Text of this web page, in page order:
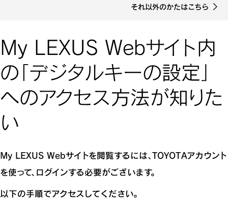
それ以外のかたはこちら
My LEXUS Webサイト内
の「デジタルキーの設定」
へのアクセス方法が知りた
い
My LEXUS Webサイトを閲覧するには、TOYOTAアカウント
を使って、ログインする必要がございます。
以下の手順でアクセスしてください。